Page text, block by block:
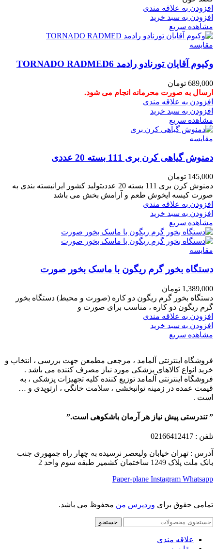
افزودن به علاقه مندی
افزودن به سبد خرید
مشاهده سریع
مقایسه
وکیوم آقایان تورنادو رادمد TORNADO RADMED6
689,000 تومان
ارسال به صورت محرمانه انجام می شود.
افزودن به علاقه مندی
افزودن به سبد خرید
مشاهده سریع
مقایسه
دمنوش گیاهی کرن بری 111 بسته 20 عددی
145,000 تومان
دمنوش کرن بری 111 بسته 20 عددیتولید کشور ایرانبسته بندی به
صورت کیسه ایخوش طعم و آرامش بخش می باشد
افزودن به علاقه مندی
افزودن به سبد خرید
مشاهده سریع
مقایسه
دستگاه بخور گرم ریگون با ماسک بخور صورت
1,389,000 تومان
دستگاه بخور گرم ریگون دو کاره (صورت و محیط) دستگاه بخور
گرم ریگون دو کاره ، مناسب برای صورت و
افزودن به علاقه مندی
افزودن به سبد خرید
مشاهده سریع
فروشگاه اینترنتی آلمامد ، مرجعی مطمعن جهت بررسی ، انتخاب و
خرید انواع کالاهای پزشکی مورد نیاز مصرف کننده می باشد .
فروشگاه اینترنتی آلمامد توزیع کننده کلیه تجهیزات پزشکی ، به
قیمت عمده در زمینه توانبخشی ، سلامت خانگی ، ارتوپدی و …
است .
” تندرستی پیش نیاز هر آرمان باشکوهی است.”
تلفن : 02166412417
آدرس : تهران خیابان ولیعصر نرسیده به چهار راه جمهوری جنب
بانک ملت پلاک 1249 ساختمان کشمیر طبقه سوم واحد 2
Paper-plane Instagram Whatsapp
تمامی حقوق برای وردپرس من محفوظ می باشد.
جستجو
علاقه مندی